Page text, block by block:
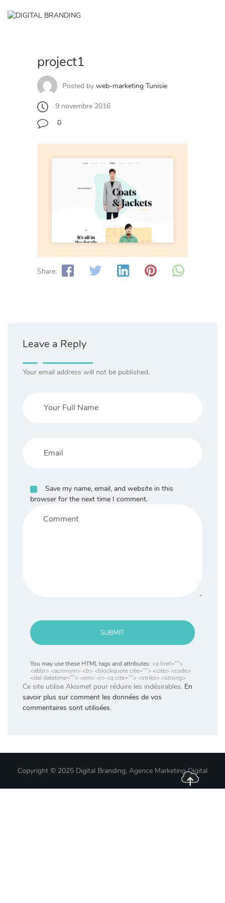
project1
Posted by web-marketing Tunisie
9 novembre 2016
0
Share:
Leave a Reply
Your email address will not be published.
Save my name, email, and website in this
browser for the next time I comment.
SUBMIT
You may use these HTML tags and attributes: <a href="">
<abbr> <acronym> <b> <blockquote cite=""> <cite> <code>
<del datetime=""> <em> <i> <q cite=""> <strike> <strong>
Ce site utilise Akismet pour réduire les indésirables. En
savoir plus sur comment les données de vos
commentaires sont utilisées.
Copyright © 2025 Digital Branding, Agence Marketing Digital